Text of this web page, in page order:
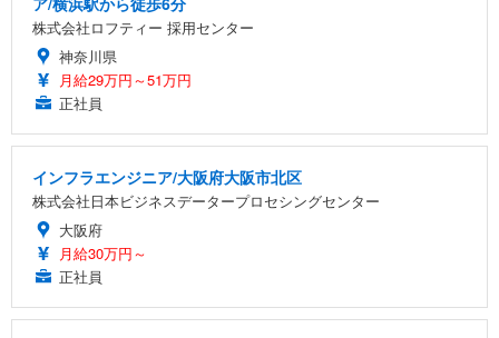
株式会社ロフティー 採用センター
神奈川県
月給29万円～51万円
正社員
インフラエンジニア/大阪府大阪市北区
株式会社日本ビジネスデータープロセシングセンター
大阪府
月給30万円～
正社員